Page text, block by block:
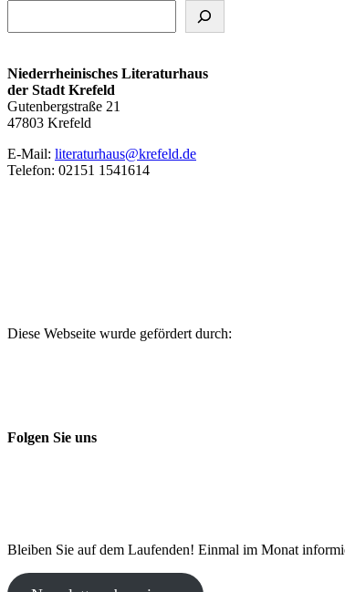
Niederrheinisches Literaturhaus
der Stadt Krefeld
Gutenbergstraße 21
47803 Krefeld
E‑Mail: literaturhaus@krefeld.de
Telefon: 02151 1541614
Diese Webseite wurde gefördert durch:
Folgen Sie uns
Bleiben Sie auf dem Laufenden! Einmal im Monat